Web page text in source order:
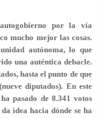
por la vía
mucho mejor las cosas.
autónoma, lo que
una auténtica debacle.
hasta el punto de que
diputados). En este
pasado de 8.341 votos
idea hacia dónde se ha